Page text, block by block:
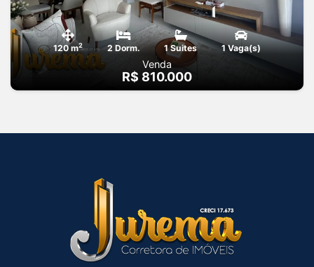
120 m2 2 Dorm. 1 Suites 1 Vaga(s)
Venda
R$ 810.000